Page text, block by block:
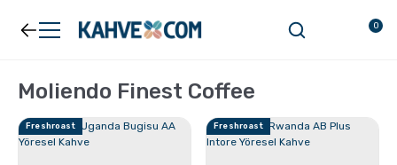
Geri Dön
Kahve
Filtre Kahve
Geri Dön
Ekipman
Filtreler
0
Moliendo Finest Coffee
Freshroast Freshroast